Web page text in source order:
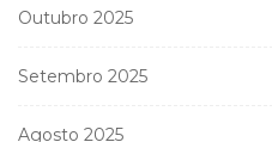
Outubro 2025
Setembro 2025
Agosto 2025